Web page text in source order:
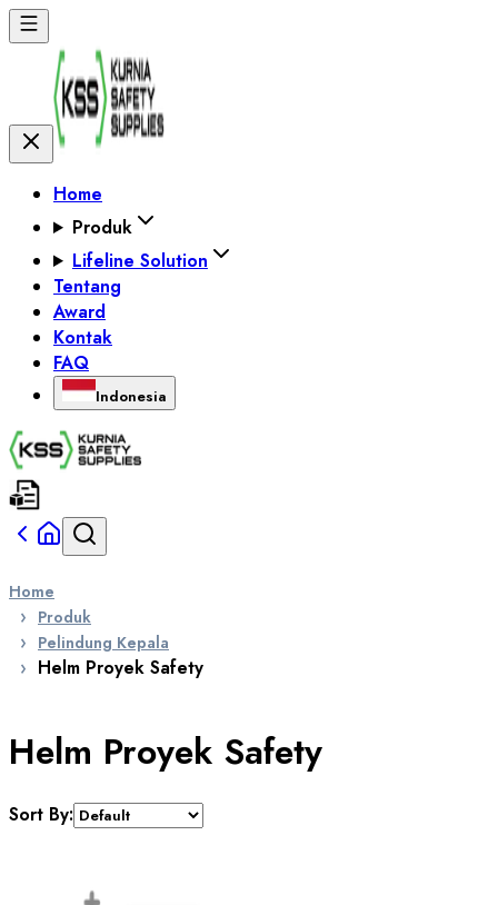
Home
Produk
Lifeline Solution
Tentang
Award
Kontak
FAQ
Indonesia
Home
Produk
Pelindung Kepala
Helm Proyek Safety
Helm Proyek Safety
Sort By: